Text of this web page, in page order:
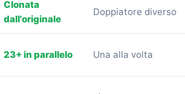
Clonata
dall'originale
Doppiatore diverso
23+ in parallelo Una alla volta